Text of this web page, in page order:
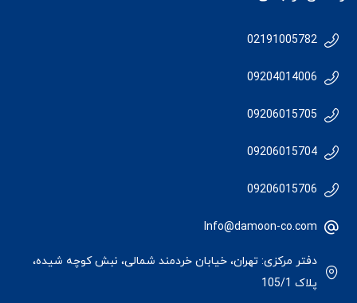
02191005782
09204014006
09206015705
09206015704
09206015706
Info@damoon-co.com
دفتر مرکزی: تهران، خیابان خردمند شمالی، نبش کوچه شیده،
پلاک 105/1